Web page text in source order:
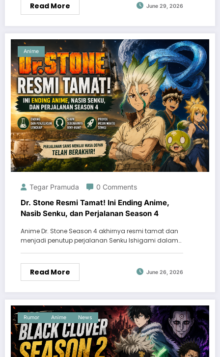
Read More June 29, 2026
Anime
Tegar Pramuda 0 Comments
Dr. Stone Resmi Tamat! Ini Ending Anime,
Nasib Senku, dan Perjalanan Season 4
Anime Dr. Stone Season 4 akhirnya resmi tamat dan
menjadi penutup perjalanan Senku Ishigami dalam…
Read More June 26, 2026
Rumor Anime News